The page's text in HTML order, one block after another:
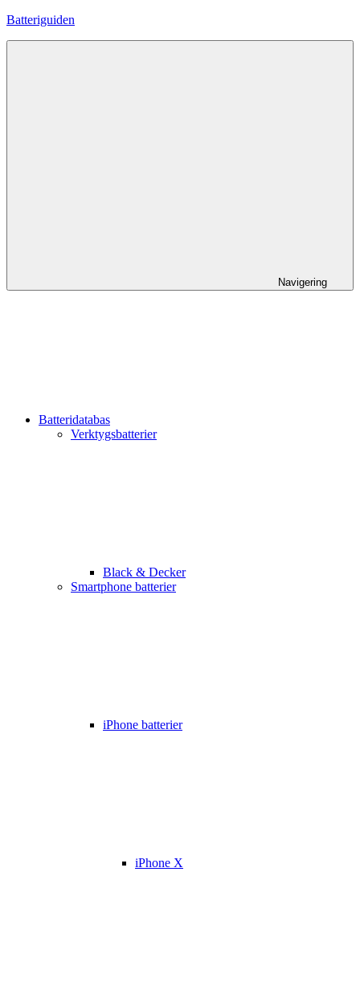
Hoppa
Batteriguiden
Navigering
Batteridatabas
Verktygsbatterier
Black & Decker
Smartphone batterier
iPhone batterier
iPhone X